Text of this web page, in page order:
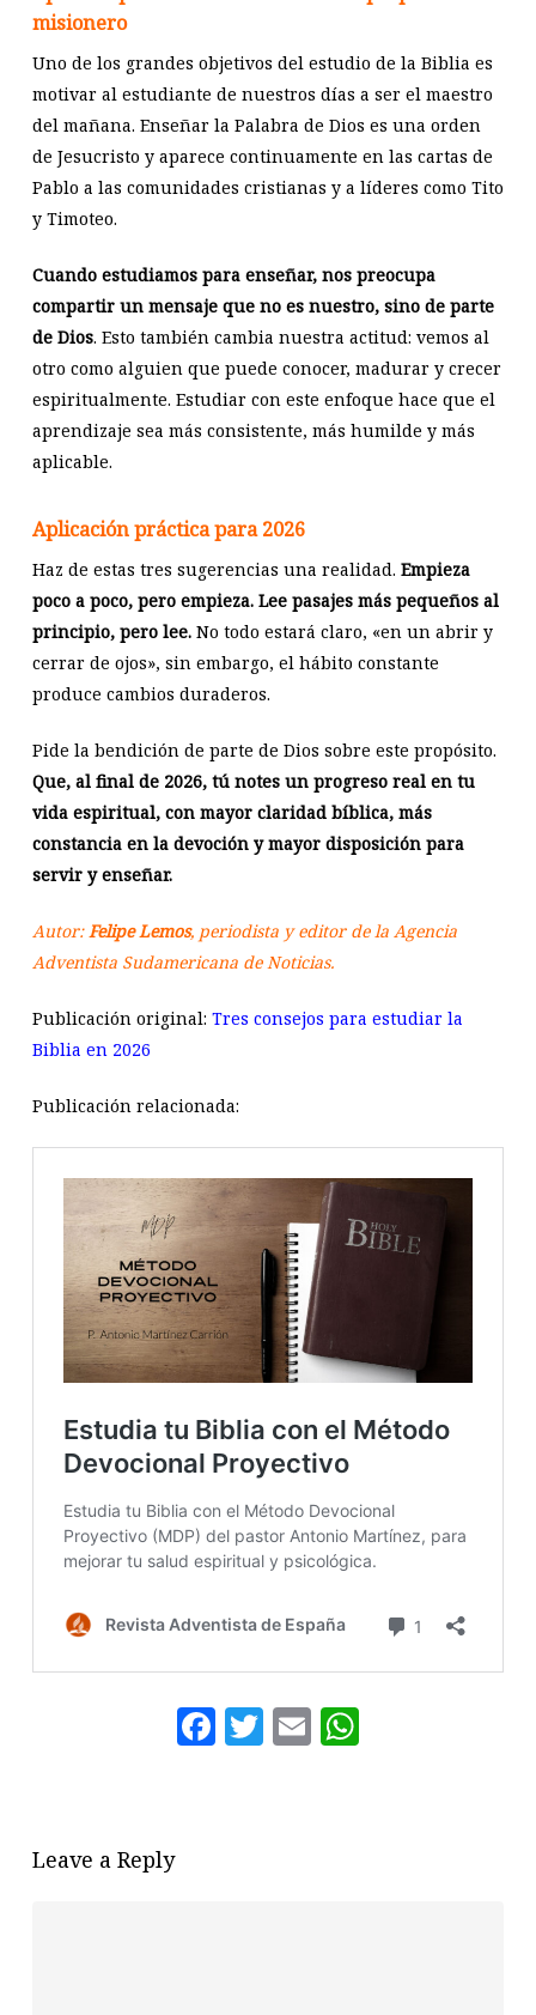
misionero
Uno de los grandes objetivos del estudio de la Biblia es
motivar al estudiante de nuestros días a ser el maestro
del mañana. Enseñar la Palabra de Dios es una orden
de Jesucristo y aparece continuamente en las cartas de
Pablo a las comunidades cristianas y a líderes como Tito
y Timoteo.
Cuando estudiamos para enseñar, nos preocupa
compartir un mensaje que no es nuestro, sino de parte
de Dios. Esto también cambia nuestra actitud: vemos al
otro como alguien que puede conocer, madurar y crecer
espiritualmente. Estudiar con este enfoque hace que el
aprendizaje sea más consistente, más humilde y más
aplicable.
Aplicación práctica para 2026
Haz de estas tres sugerencias una realidad. Empieza
poco a poco, pero empieza. Lee pasajes más pequeños al
principio, pero lee.No todo estará claro, «en un abrir y
cerrar de ojos», sin embargo, el hábito constante
produce cambios duraderos.
Pide la bendición de parte de Dios sobre este propósito.
Que, al final de 2026, tú notes un progreso real en tu
vida espiritual, con mayor claridad bíblica, más
constancia en la devoción y mayor disposición para
servir y enseñar.
Autor:Felipe Lemos, periodista y editor de la Agencia
Adventista Sudamericana de Noticias.
Publicación original: Tres consejos para estudiar la
Biblia en 2026
Publicación relacionada:
Facebook
Twitter
Email
Leave a Reply